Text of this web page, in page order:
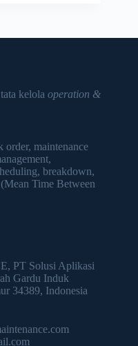
kelola operation &
maintenance
breakdown,
Time Between
PT Solusi Aplikasi
Gardu Induk
34389, Indonesia